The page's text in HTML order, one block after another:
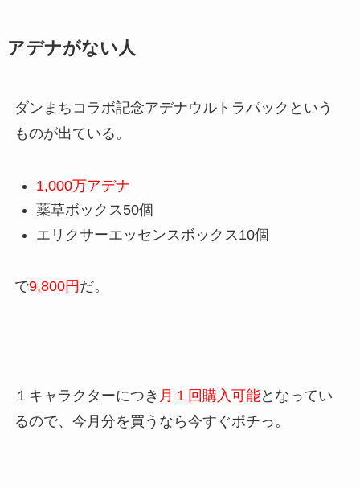
アデナがない人
ダンまちコラボ記念アデナウルトラパックという
ものが出ている。
1,000万アデナ
薬草ボックス50個
エリクサーエッセンスボックス10個
で9,800円 だ。
１キャラクターにつき 月１回購入可能となってい
るので、今月分を買うなら今すぐポチっ。